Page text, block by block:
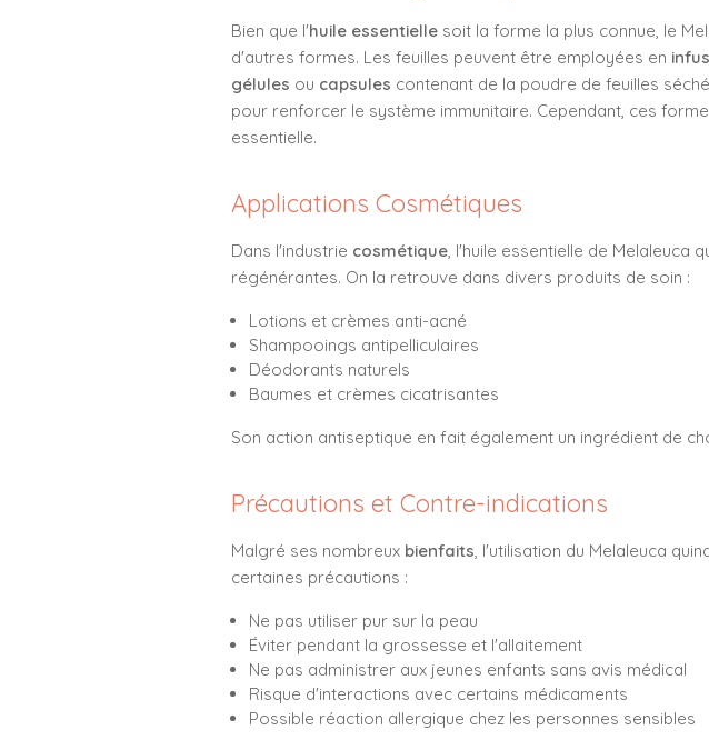
Bien que l'huile essentielle soit la forme la plus connue, le
d'autres formes. Les feuilles peuvent être employées en
gélules ou capsules contenant de la poudre de feuilles
pour renforcer le système immunitaire. Cependant, ces
essentielle.
Applications Cosmétiques
Dans l'industrie cosmétique, l'huile essentielle de Melaleuca
régénérantes. On la retrouve dans divers produits de soin :
Lotions et crèmes anti-acné
Shampooings antipelliculaires
Déodorants naturels
Baumes et crèmes cicatrisantes
Son action antiseptique en fait également un ingrédient de
Précautions et Contre-indications
Malgré ses nombreux bienfaits, l'utilisation du Melaleuca
certaines précautions :
Ne pas utiliser pur sur la peau
Éviter pendant la grossesse et l'allaitement
Ne pas administrer aux jeunes enfants sans avis médical
Risque d'interactions avec certains médicaments
Possible réaction allergique chez les personnes sensibles